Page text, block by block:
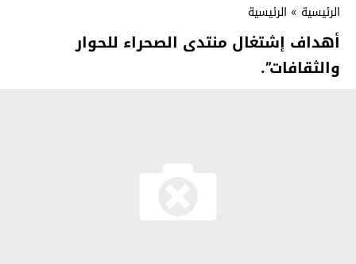
الرئيسية » الرئيسية
أهداف إشتغال منتدى الصحراء للحوار
والثقافات”.